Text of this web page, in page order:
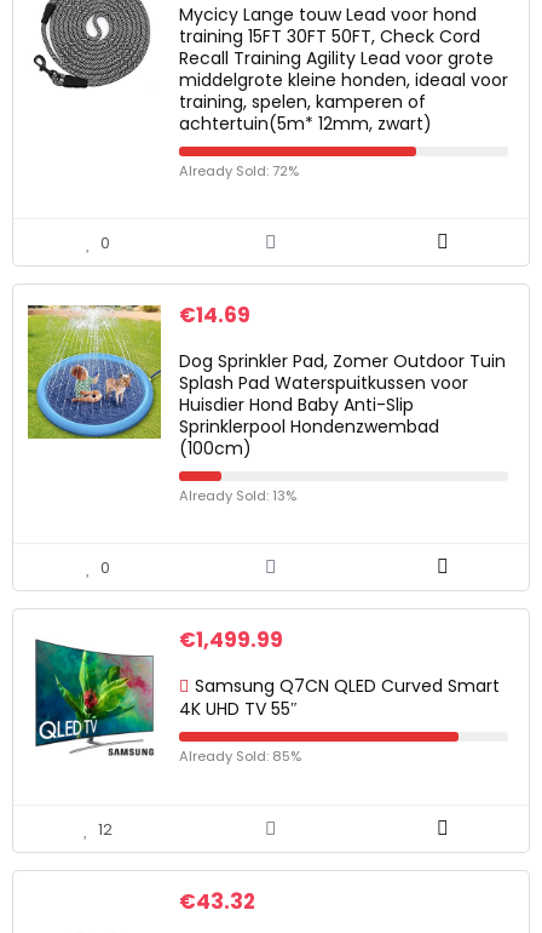
Mycicy Lange touw Lead voor hond
training 15FT 30FT 50FT, Check Cord
Recall Training Agility Lead voor grote
middelgrote kleine honden, ideaal voor
training, spelen, kamperen of
achtertuin(5m* 12mm, zwart)
Already Sold: 72%
0
€14.69
Dog Sprinkler Pad, Zomer Outdoor Tuin
Splash Pad Waterspuitkussen voor
Huisdier Hond Baby Anti-Slip
Sprinklerpool Hondenzwembad
(100cm)
Already Sold: 13%
0
€1,499.99
Samsung Q7CN QLED Curved Smart
4K UHD TV 55″
Already Sold: 85%
12
€43.32